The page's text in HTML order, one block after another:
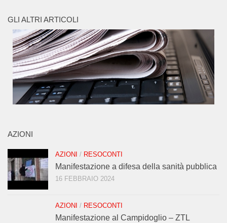
GLI ALTRI ARTICOLI
AZIONI
AZIONI / RESOCONTI
Manifestazione a difesa della sanità pubblica
16 FEBBRAIO 2024
AZIONI / RESOCONTI
Manifestazione al Campidoglio – ZTL